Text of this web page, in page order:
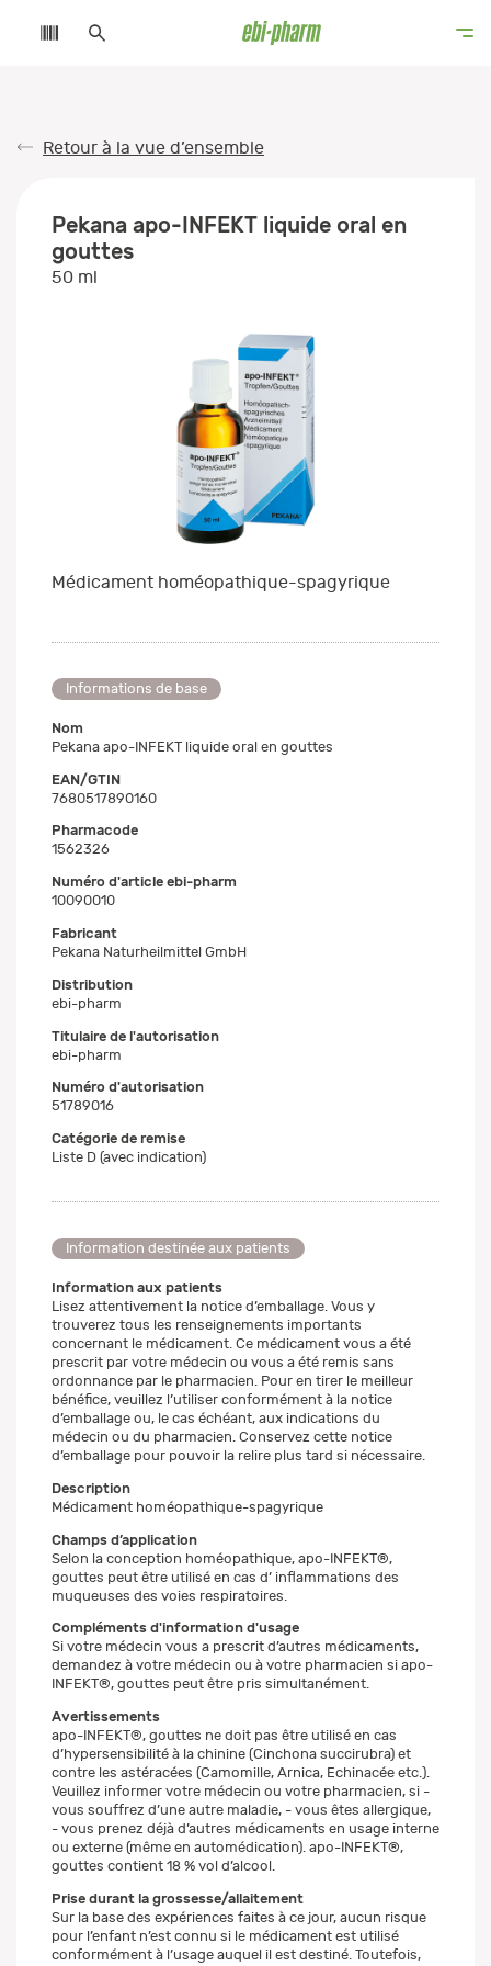
Retour à la vue d’ensemble
Pekana apo-INFEKT liquide oral en
gouttes
50 ml
Médicament homéopathique-spagyrique
Informations de base
Nom
Pekana apo-INFEKT liquide oral en gouttes
EAN/GTIN
7680517890160
Pharmacode
1562326
Numéro d'article ebi-pharm
10090010
Fabricant
Pekana Naturheilmittel GmbH
Distribution
ebi-pharm
Titulaire de l'autorisation
ebi-pharm
Numéro d'autorisation
51789016
Catégorie de remise
Liste D (avec indication)
Information destinée aux patients
Information aux patients
Lisez attentivement la notice d’emballage. Vous y
trouverez tous les renseignements importants
concernant le médicament. Ce médicament vous a été
prescrit par votre médecin ou vous a été remis sans
ordonnance par le pharmacien. Pour en tirer le meilleur
bénéfice, veuillez l’utiliser conformément à la notice
d’emballage ou, le cas échéant, aux indications du
médecin ou du pharmacien. Conservez cette notice
d’emballage pour pouvoir la relire plus tard si nécessaire.
Description
Médicament homéopathique-spagyrique
Champs d’application
Selon la conception homéopathique, apo-INFEKT®,
gouttes peut être utilisé en cas d’ inflammations des
muqueuses des voies respiratoires.
Compléments d'information d'usage
Si votre médecin vous a prescrit d’autres médicaments,
demandez à votre médecin ou à votre pharmacien si apo-
INFEKT®, gouttes peut être pris simultanément.
Avertissements
apo-INFEKT®, gouttes ne doit pas être utilisé en cas
d’hypersensibilité à la chinine (Cinchona succirubra) et
contre les astéracées (Camomille, Arnica, Echinacée etc.).
Veuillez informer votre médecin ou votre pharmacien, si -
vous souffrez d’une autre maladie, - vous êtes allergique,
- vous prenez déjà d’autres médicaments en usage interne
ou externe (même en automédication). apo-INFEKT®,
gouttes contient 18 % vol d’alcool.
Prise durant la grossesse/allaitement
Sur la base des expériences faites à ce jour, aucun risque
pour l’enfant n’est connu si le médicament est utilisé
conformément à l’usage auquel il est destiné. Toutefois,